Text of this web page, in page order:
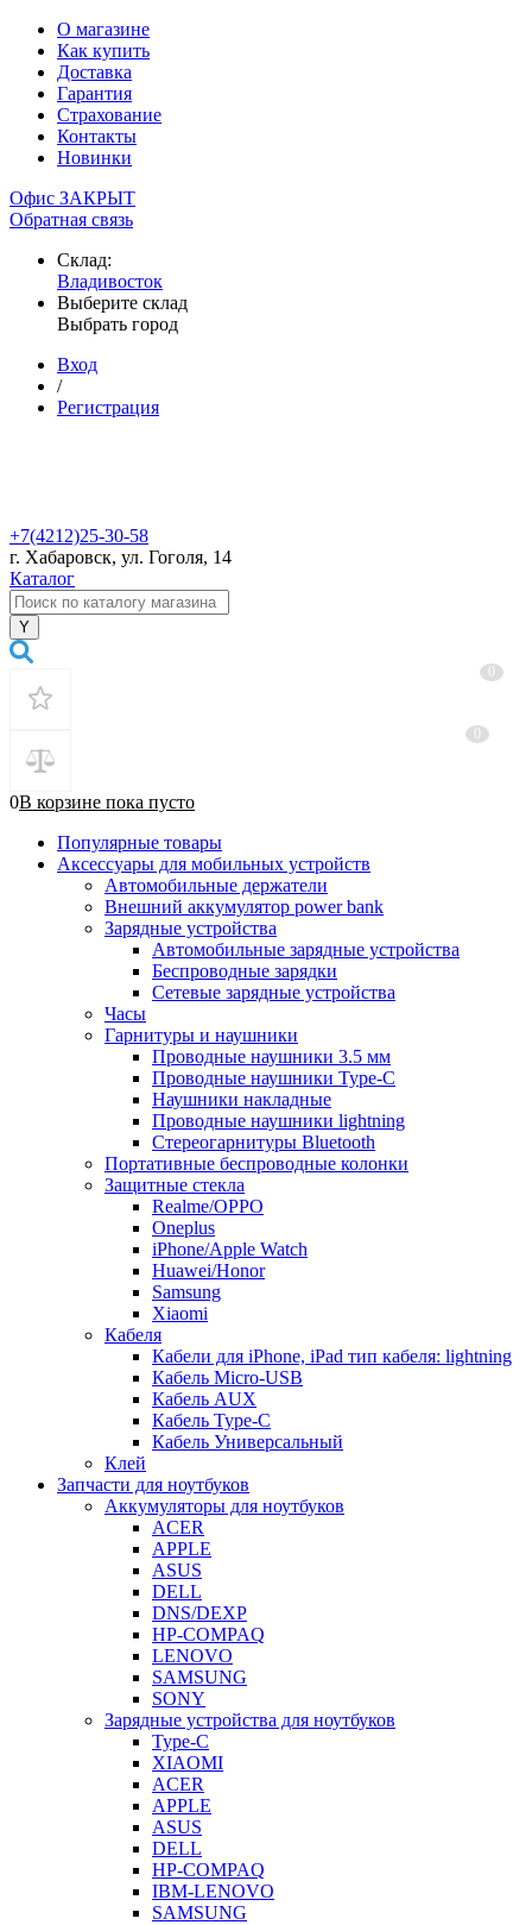
О магазине
Как купить
Доставка
Гарантия
Страхование
Контакты
Новинки
Офис ЗАКРЫТ
Обратная связь
Склад:
Владивосток
Выберите склад
Выбрать город
Вход
/
Регистрация
+7(4212)25-30-58
г. Хабаровск, ул. Гоголя, 14
Каталог
0В корзине пока пусто
Популярные товары
Аксессуары для мобильных устройств
Автомобильные держатели
Внешний аккумулятор power bank
Зарядные устройства
Автомобильные зарядные устройства
Беспроводные зарядки
Сетевые зарядные устройства
Часы
Гарнитуры и наушники
Проводные наушники 3.5 мм
Проводные наушники Type-C
Наушники накладные
Проводные наушники lightning
Стереогарнитуры Bluetooth
Портативные беспроводные колонки
Защитные стекла
Realme/OPPO
Oneplus
iPhone/Apple Watch
Huawei/Honor
Samsung
Xiaomi
Кабеля
Кабели для iPhone, iPad тип кабеля: lightning
Кабель Micro-USB
Кабель AUX
Кабель Type-C
Кабель Универсальный
Клей
Запчасти для ноутбуков
Аккумуляторы для ноутбуков
ACER
APPLE
ASUS
DELL
DNS/DEXP
HP-COMPAQ
LENOVO
SAMSUNG
SONY
Зарядные устройства для ноутбуков
Type-C
XIAOMI
ACER
APPLE
ASUS
DELL
HP-COMPAQ
IBM-LENOVO
SAMSUNG